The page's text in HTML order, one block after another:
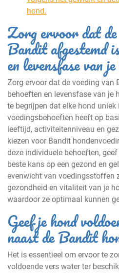
hond.
Zorg ervoor dat de
Bandit afgestemd
en levensfase van
Zorg ervoor dat de voeding van
behoeften en levensfase van je
te begrijpen dat elke hond uniek
voedingsbehoeften heeft op
leeftijd, activiteitenniveau en
kiezen voor Bandit
deze individuele behoeften,
beste kans op een gezond en
evenwicht van voedingsstoffen
gezondheid en vitaliteit van je
waardoor ze optimaal kunnen
Geef je hond
naast de Bandit
Het is essentieel om ervoor te
voldoende vers water ter